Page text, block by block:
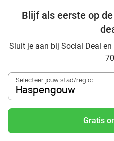
Blijf als eerste op
Sluit je aan bij Social Deal
Selecteer jouw stad/regio:
Haspengouw
Gratis
je in de beste dierentuin van
Ontdek de beste restaurants
Voordelig sushi scoren?
in Haspengouw en omgeving
Schoonheidsspecialisten in
beautydeals
Schoonheidssalons in
arrangementen
Met korting zwemmen bij
Haspengouw